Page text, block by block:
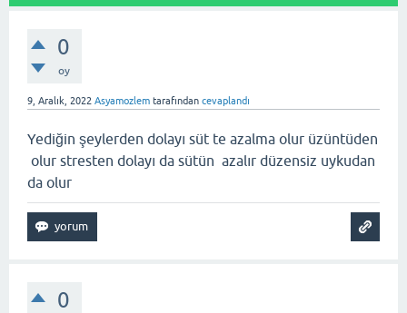
0
oy
9, Aralık, 2022 Asyamozlem tarafından cevaplandı
Yediğin şeylerden dolayı süt te azalma olur üzüntüden
olur stresten dolayı da sütün azalır düzensiz uykudan
da olur
0